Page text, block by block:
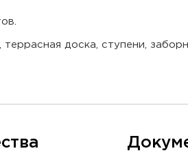
доска, ступени,